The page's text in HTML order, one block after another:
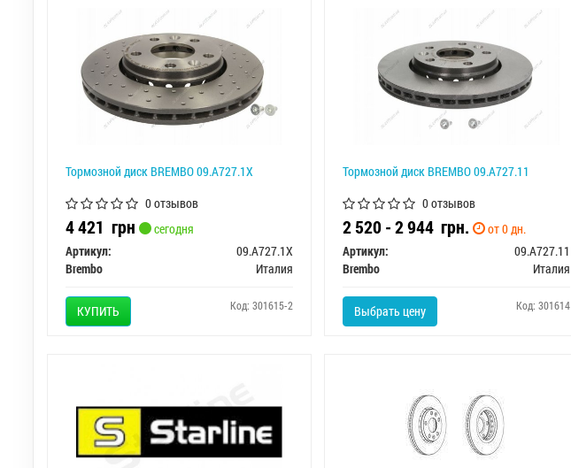
Тормозной диск BREMBO 09.A727.1X
0 отзывов
4 421 грн
сегодня
Артикул:
09.A727.1X
Brembo
Италия
КУПИТЬ Код: 301615-2
Тормозной диск BREMBO 09.A727.11
0 отзывов
2 520 - 2 944 грн.
от 0 дн.
Артикул:
09.A727.11
Brembo
Италия
Выбрать цену Код: 301614